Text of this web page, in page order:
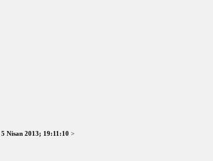
5 Nisan 2013; 19:11:10 >